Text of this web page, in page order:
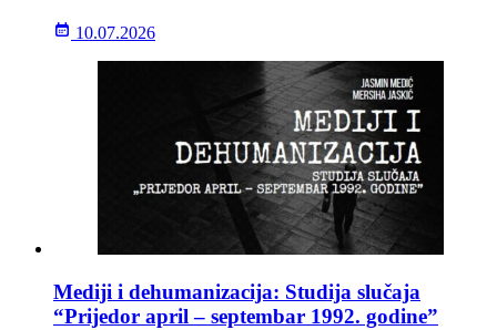
10.07.2026
Mediji i dehumanizacija: Studija slučaja
“Prijedor april – septembar 1992. godine”